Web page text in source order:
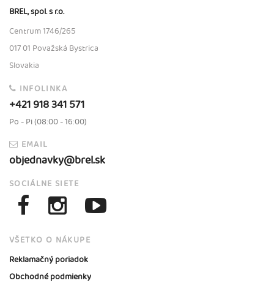
BREL, spol. s r.o.
Centrum 1746/265
017 01 Považská Bystrica
Slovakia
INFOLINKA
+421 918 341 571
Po - Pi (08:00 - 16:00)
EMAIL
objednavky@brel.sk
SOCIÁLNE SIETE
VŠETKO O NÁKUPE
Reklamačný poriadok
Obchodné podmienky